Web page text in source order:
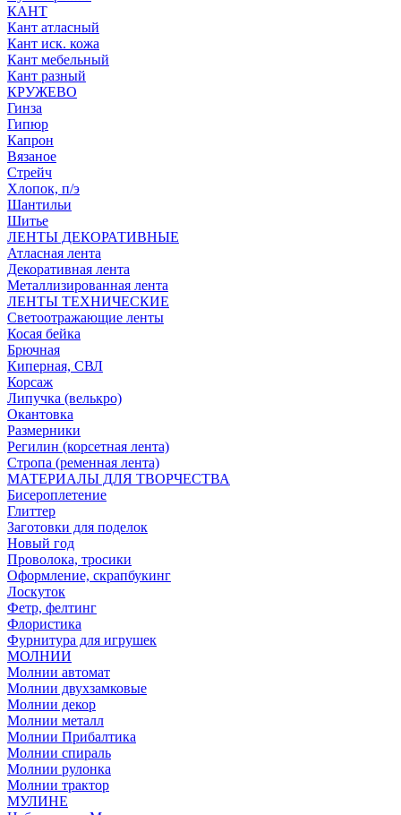
КАНТ
Кант атласный
Кант иск. кожа
Кант мебельный
Кант разный
КРУЖЕВО
Гинза
Гипюр
Капрон
Вязаное
Стрейч
Хлопок, п/э
Шантильи
Шитье
ЛЕНТЫ ДЕКОРАТИВНЫЕ
Атласная лента
Декоративная лента
Металлизированная лента
ЛЕНТЫ ТЕХНИЧЕСКИЕ
Светоотражающие ленты
Косая бейка
Брючная
Киперная, СВЛ
Корсаж
Липучка (велькро)
Окантовка
Размерники
Регилин (корсетная лента)
Стропа (ременная лента)
МАТЕРИАЛЫ ДЛЯ ТВОРЧЕСТВА
Бисероплетение
Глиттер
Заготовки для поделок
Новый год
Проволока, тросики
Оформление, скрапбукинг
Лоскуток
Фетр, фелтинг
Флористика
Фурнитура для игрушек
МОЛНИИ
Молнии автомат
Молнии двухзамковые
Молнии декор
Молнии металл
Молнии Прибалтика
Молнии спираль
Молнии рулонка
Молнии трактор
МУЛИНЕ